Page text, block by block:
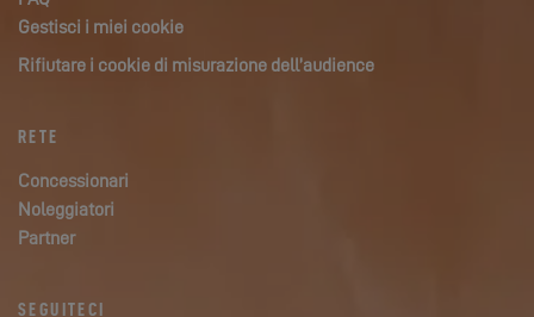
Gestisci i miei cookie
Rifiutare i cookie di misurazione dell’audience
RETE
Concessionari
Noleggiatori
Partner
SEGUITECI